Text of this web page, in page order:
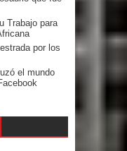
Trabajo para
por los
el mundo